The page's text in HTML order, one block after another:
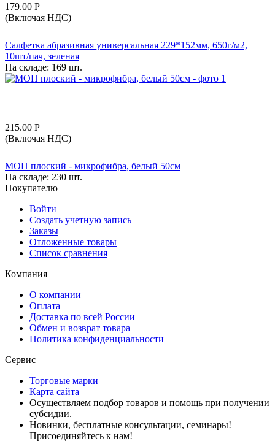
179.00 Р
(Включая НДС)
Салфетка абразивная универсальная 229*152мм, 650г/м2,
10шт/пач, зеленая
На складе: 169 шт.
215.00 Р
(Включая НДС)
МОП плоский - микрофибра, белый 50см
На складе: 230 шт.
Покупателю
Войти
Создать учетную запись
Заказы
Отложенные товары
Список сравнения
Компания
О компании
Оплата
Доставка по всей России
Обмен и возврат товара
Политика конфиденциальности
Сервис
Торговые марки
Карта сайта
Осуществляем подбор товаров и помощь при получении
субсидии.
Новинки, бесплатные консультации, семинары!
Присоединяйтесь к нам!